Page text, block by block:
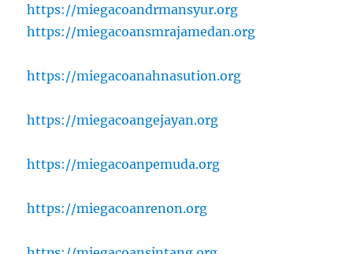
https://miegacoandrmansyur.org
https://miegacoansmrajamedan.org
https://miegacoanahnasution.org
https://miegacoangejayan.org
https://miegacoanpemuda.org
https://miegacoanrenon.org